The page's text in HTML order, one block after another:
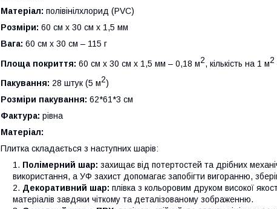
Матеріал: полівінілхлорид (PVC)
Розміри: 60 см х 30 см х 1,5 мм
Вага: 60 см х 30 см – 115 г
Площа покриття: 60 см х 30 см х 1,5 мм – 0,18 м2, кількість на 1 м2
Пакування: 28 штук (5 м2)
Розміри пакування: 62*61*3 см
Фактура: рівна
Матеріал:
Плитка складається з наступних шарів:
Полімерний шар: захищає від потертостей та дрібних
використання, а УФ захист допомагає запобігти вигоранню,
Декоративний шар: плівка з кольоровим друком високої
матеріалів завдяки чіткому та деталізованому зображенню.